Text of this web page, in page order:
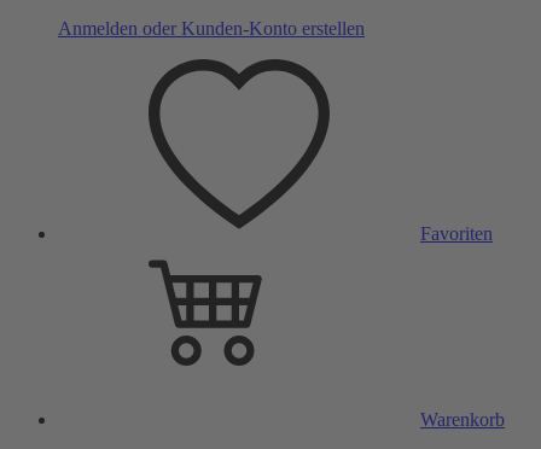
Anmelden oder Kunden-Konto erstellen
Favoriten
Warenkorb